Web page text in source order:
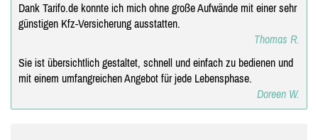
Dank Tarifo.de konnte ich mich ohne große Aufwände mit einer sehr
günstigen Kfz-Versicherung ausstatten.
Thomas R.
Sie ist übersichtlich gestaltet, schnell und einfach zu bedienen und
mit einem umfangreichen Angebot für jede Lebensphase.
Doreen W.